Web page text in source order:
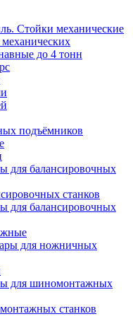
Стойки механические
механических
до 4 тонн
подъёмников
для балансировочных
станков
для балансировочных
для ножничных
для шиномонтажных
станков